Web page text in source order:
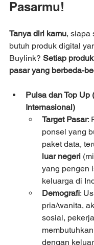
Pasarmu!
Tanya diri kamu, siapa
butuh produk digital
Buylink? Setiap
pasar yang berbeda-
Pulsa dan Top Up
Internasional)
Target Pasar:
ponsel yang
paket data,
luar negeri
yang pengen
keluarga di
Demografi:
pria/wanita,
sosial,
dengan